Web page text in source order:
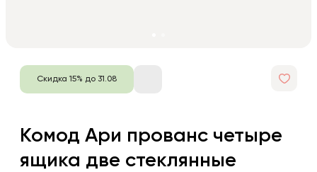
Скидка 15% до 31.08
Комод Ари прованс четыре
ящика две стеклянные